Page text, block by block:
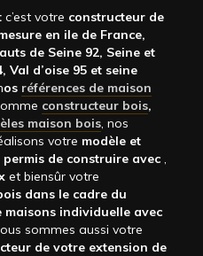
c’est votre constructeur de
en ile de France,
de Seine 92, Seine et
Val d’oise 95 et seine
os références de maison
constructeur bois,
maison bois, nos
votre modèle et
permis de construire avec ,
et biensûr votre
dans le cadre du
individuelle avec
sommes aussi votre
de votre extension de